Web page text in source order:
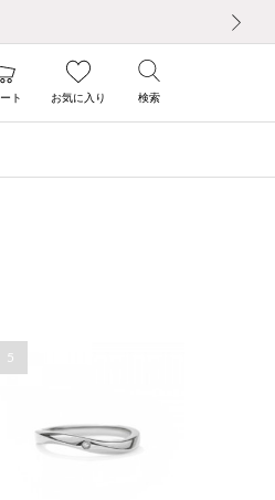
ト お気に入り 検索
5